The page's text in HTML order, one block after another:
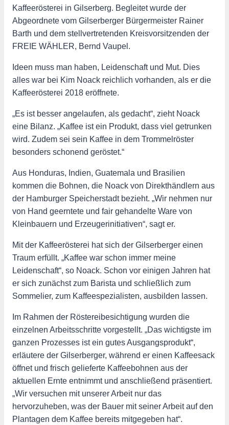
Kaffeerösterei in Gilserberg. Begleitet wurde der
Abgeordnete vom Gilserberger Bürgermeister Rainer
Barth und dem stellvertretenden Kreisvorsitzenden der
FREIE WÄHLER, Bernd Vaupel.
Ideen muss man haben, Leidenschaft und Mut. Dies
alles war bei Kim Noack reichlich vorhanden, als er die
Kaffeerösterei 2018 eröffnete.
„Es ist besser angelaufen, als gedacht“, zieht Noack
eine Bilanz. „Kaffee ist ein Produkt, dass viel getrunken
wird. Zudem sei sein Kaffee in dem Trommelröster
besonders schonend geröstet.“
Aus Honduras, Indien, Guatemala und Brasilien
kommen die Bohnen, die Noack von Direkthändlern aus
der Hamburger Speicherstadt bezieht. „Wir nehmen nur
von Hand geerntete und fair gehandelte Ware von
Kleinbauern und Erzeugerinitiativen“, sagt er.
Mit der Kaffeerösterei hat sich der Gilserberger einen
Traum erfüllt. „Kaffee war schon immer meine
Leidenschaft“, so Noack. Schon vor einigen Jahren hat
er sich zunächst zum Barista und schließlich zum
Sommelier, zum Kaffeespezialisten, ausbilden lassen.
Im Rahmen der Röstereibesichtigung wurden die
einzelnen Arbeitsschritte vorgestellt. „Das wichtigste im
ganzen Prozesses ist ein gutes Ausgangsprodukt“,
erläutere der Gilserberger, während er einen Kaffeesack
öffnet und frisch gelieferte Kaffeebohnen aus der
aktuellen Ernte entnimmt und anschließend präsentiert.
„Wir versuchen mit unserer Arbeit nur das
hervorzuheben, was der Bauer mit seiner Arbeit auf den
Plantagen dem Kaffee bereits mitgegeben hat“.